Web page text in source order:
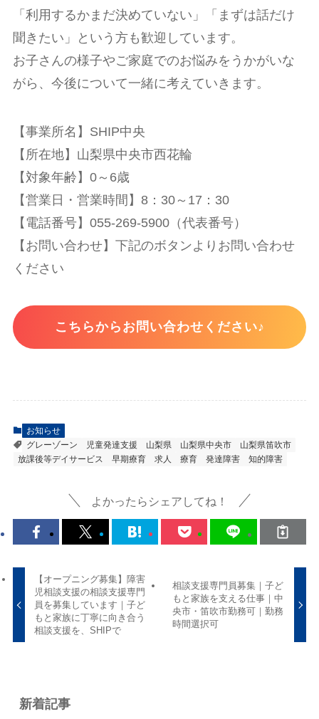
「利用するかまだ決めていない」「まずは話だけ
聞きたい」という方も歓迎しています。
お子さんの様子やご家庭でのお悩みをうかがいな
がら、今後について一緒に考えていきます。
【事業所名】SHIP中央
【所在地】山梨県中央市西花輪
【対象年齢】0～6歳
【営業日・営業時間】8：30～17：30
【電話番号】055-269-5900（代表番号）
【お問い合わせ】下記のボタンよりお問い合わせ
ください
こちらからお問い合わせください♪
お知らせ
グレーゾーン
児童発達支援 山梨県 山梨県中央市
山梨県笛吹市
放課後等デイサービス
早期療育 求人 療育 発達障害 知的障害
よかったらシェアしてね！
【オープニング募集】障害
児相談支援の相談支援専門
員を募集しています｜子ど
もと家族に丁寧に向き合う
相談支援を、SHIPで
相談支援専門員募集｜子ど
もと家族を支える仕事｜中
央市・笛吹市勤務可｜勤務
時間選択可
新着記事